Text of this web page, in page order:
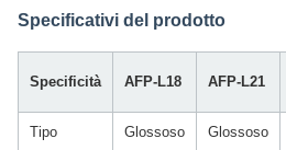
Specificativi del prodotto
Specificità AFP-L18 AFP-L21
Tipo Glossoso Glossoso